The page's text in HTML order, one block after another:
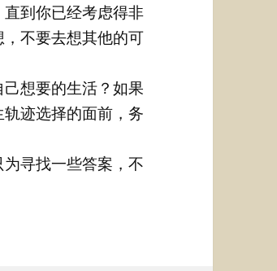
到你已经考虑得非
不要去想其他的可
想要的生活？如果
迹选择的面前，务
寻找一些答案，不